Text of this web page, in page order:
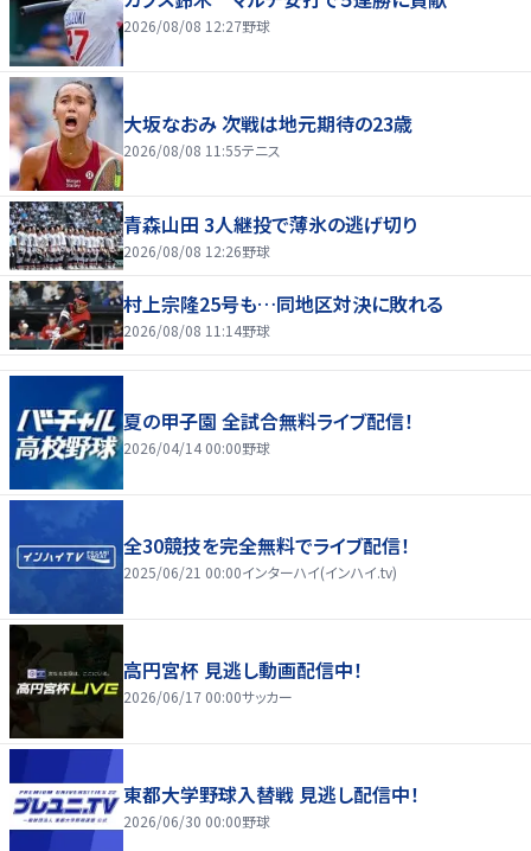
2026/08/08 12:27野球
大坂なおみ 次戦は地元期待の23歳
2026/08/08 11:55テニス
青森山田 3人継投で薄氷の逃げ切り
2026/08/08 12:26野球
村上宗隆25号も…同地区対決に敗れる
2026/08/08 11:14野球
夏の甲子園 全試合無料ライブ配信！
2026/04/14 00:00野球
全30競技を完全無料でライブ配信！
2025/06/21 00:00インターハイ(インハイ.tv)
高円宮杯 見逃し動画配信中！
2026/06/17 00:00サッカー
東都大学野球入替戦 見逃し配信中！
2026/06/30 00:00野球